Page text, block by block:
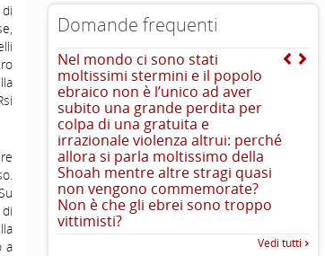
a
Domande frequenti
Nel mondo ci sono stati
moltissimi stermini e il popolo
ebraico non è l’unico ad aver
subito una grande perdita per
colpa di una gratuita e
irrazionale violenza altrui: perché
allora si parla moltissimo della
Shoah mentre altre stragi quasi
non vengono commemorate?
Non è che gli ebrei sono troppo
vittimisti?
Vedi tutti